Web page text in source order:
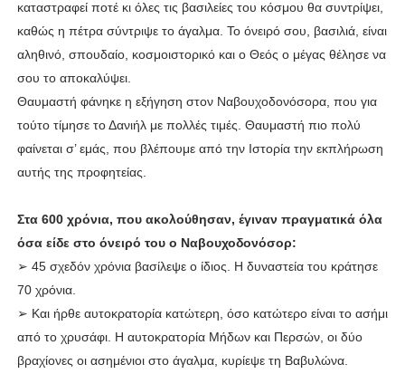
καταστραφεί ποτέ κι όλες τις βασιλείες του κόσμου θα συντρίψει,
καθώς η πέτρα σύντριψε το άγαλμα. Το όνειρό σου, βασιλιά, είναι
αληθινό, σπουδαίο, κοσμοιστορικό και ο Θεός ο μέγας θέλησε να
σου το αποκαλύψει.
Θαυμαστή φάνηκε η εξήγηση στον Ναβουχοδονόσορα, που για
τούτο τίμησε το Δανιήλ με πολλές τιμές. Θαυμαστή πιο πολύ
φαίνεται σ’ εμάς, που βλέπουμε από την Ιστορία την εκπλήρωση
αυτής της προφητείας.
Στα 600 χρόνια, που ακολούθησαν, έγιναν πραγματικά όλα
όσα είδε στο όνειρό του ο Ναβουχοδονόσορ:
➢ 45 σχεδόν χρόνια βασίλεψε ο ίδιος. Η δυναστεία του κράτησε
70 χρόνια.
➢ Και ήρθε αυτοκρατορία κατώτερη, όσο κατώτερο είναι το ασήμι
από το χρυσάφι. Η αυτοκρατορία Μήδων και Περσών, οι δύο
βραχίονες οι ασημένιοι στο άγαλμα, κυρίεψε τη Βαβυλώνα.